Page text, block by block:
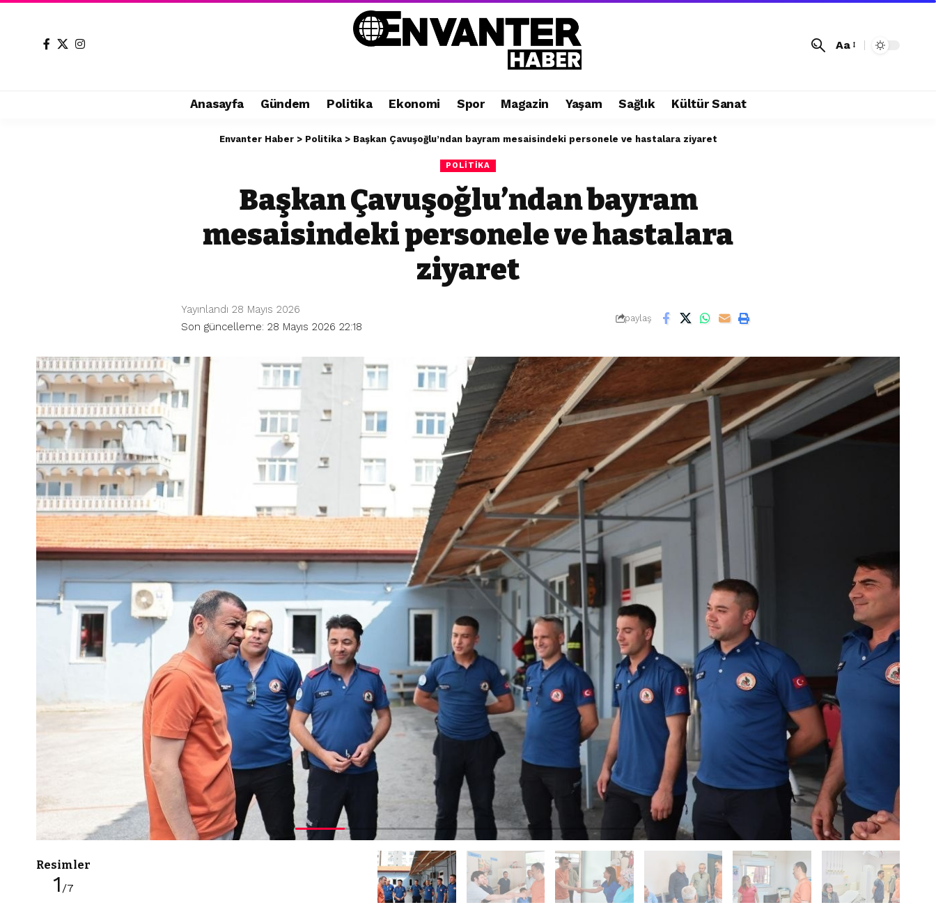
Aa
Anasayfa Gündem Politika Ekonomi Spor Magazin Yaşam Sağlık Kültür Sanat
Envanter Haber> Politika> Başkan Çavuşoğlu’ndan bayram mesaisindeki personele ve hastalara ziyaret
POLITIKA
Başkan Çavuşoğlu’ndan bayram
mesaisindeki personele ve hastalara
ziyaret
Son güncelleme: 28 Mayıs 2026 22:18
Yayınlandı 28 Mayıs 2026
paylaş
Resimler
1 /7